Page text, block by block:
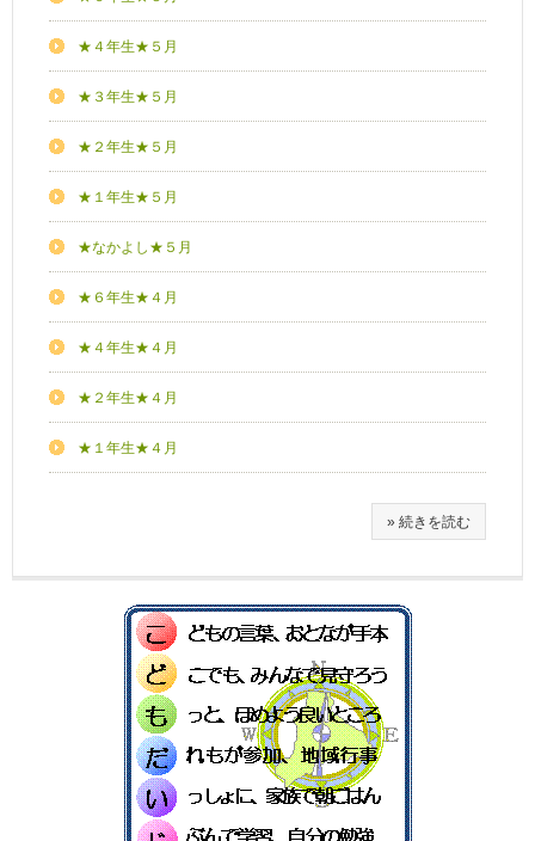
★４年生★５月
★３年生★５月
★２年生★５月
★１年生★５月
★なかよし★５月
★６年生★４月
★４年生★４月
★２年生★４月
★１年生★４月
» 続きを読む